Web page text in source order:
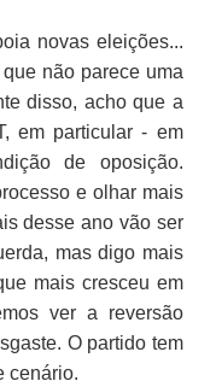
novas eleições...
não parece uma
disso, acho que a
em particular - em
de oposição.
e olhar mais
desse ano vão ser
mas digo mais
mais cresceu em
ver a reversão
O partido tem
cenário.